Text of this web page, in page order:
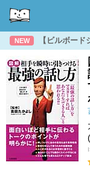
NEW 【ビルボー